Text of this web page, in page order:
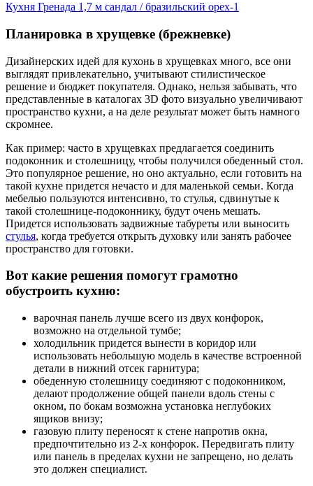
Кухня Гренада 1,7 м сандал / бразильский орех-1
Планировка в хрущевке (брежневке)
Дизайнерских идей для кухонь в хрущевках много, все они
выглядят привлекательно, учитывают стилистическое
решение и бюджет покупателя. Однако, нельзя забывать, что
представленные в каталогах 3D фото визуально увеличивают
пространство кухни, а на деле результат может быть намного
скромнее.
Как пример: часто в хрущевках предлагается соединить
подоконник и столешницу, чтобы получился обеденный стол.
Это популярное решение, но оно актуально, если готовить на
такой кухне придется нечасто и для маленькой семьи. Когда
мебелью пользуются интенсивно, то стулья, сдвинутые к
такой столешнице-подоконнику, будут очень мешать.
Придется использовать задвижные табуреты или выносить
стулья, когда требуется открыть духовку или занять рабочее
пространство для готовки.
Вот какие решения помогут грамотно
обустроить кухню:
варочная панель лучше всего из двух конфорок,
возможно на отдельной тумбе;
холодильник придется вынести в коридор или
использовать небольшую модель в качестве встроенной
детали в нижний отсек гарнитура;
обеденную столешницу соединяют с подоконником,
делают продолжение общей панели вдоль стены с
окном, по бокам возможна установка неглубоких
ящиков внизу;
газовую плиту переносят к стене напротив окна,
предпочтительно из 2-х конфорок. Передвигать плиту
или панель в пределах кухни не запрещено, но делать
это должен специалист.